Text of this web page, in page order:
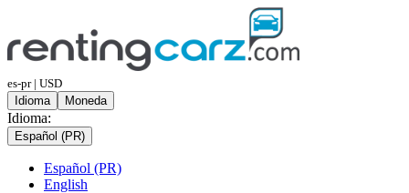
es-pr | USD
Idioma
Moneda
Idioma:
Español (PR)
Español (PR)
English